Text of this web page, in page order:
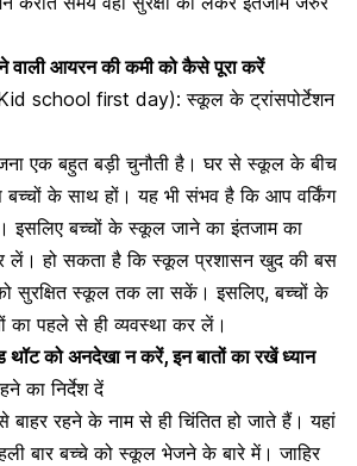
वाली आयरन की कमी को कैसे पूरा करें
school first day): स्कूल के ट्रांसपोर्टेशन
एक बहुत बड़ी चुनौती है। घर से स्कूल के बीच
के साथ हों। यह भी संभव है कि आप वर्किंग
इसलिए बच्चों के स्कूल जाने का इंतजाम का
लें। हो सकता है कि स्कूल प्रशासन खुद की बस
सुरक्षित स्कूल तक ला सकें। इसलिए, बच्चों के
पहले से ही व्यवस्था कर लें।
को अनदेखा न करें, इन बातों का रखें ध्यान
का निर्देश दें
रहने के नाम से ही चिंतित हो जाते हैं। यहां
बार बच्चे को स्कूल भेजने के बारे में। जाहिर